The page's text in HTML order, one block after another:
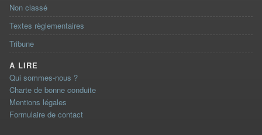
Non classé
Textes règlementaires
Tribune
A LIRE
Qui sommes-nous ?
Charte de bonne conduite
Mentions légales
Formulaire de contact